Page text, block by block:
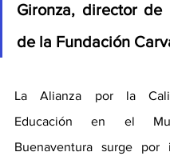
Gironza, director de
de la Fundación
La Alianza por la
Educación en el